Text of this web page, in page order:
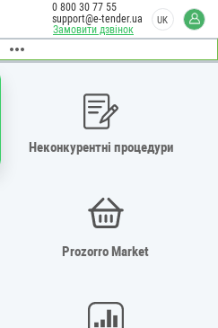
Замовити дзвінок
0 800 30 77 55
support@e-tender.ua
UK
Неконкурентні процедури
Prozorro Market